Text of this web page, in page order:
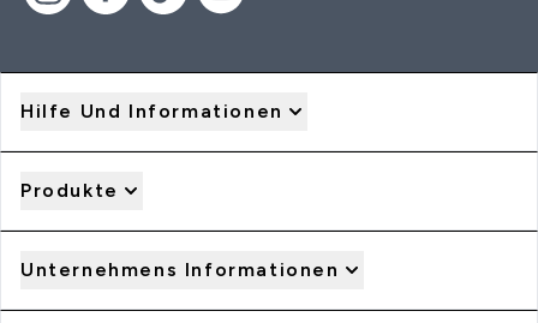
Hilfe Und Informationen
Produkte
Unternehmens Informationen